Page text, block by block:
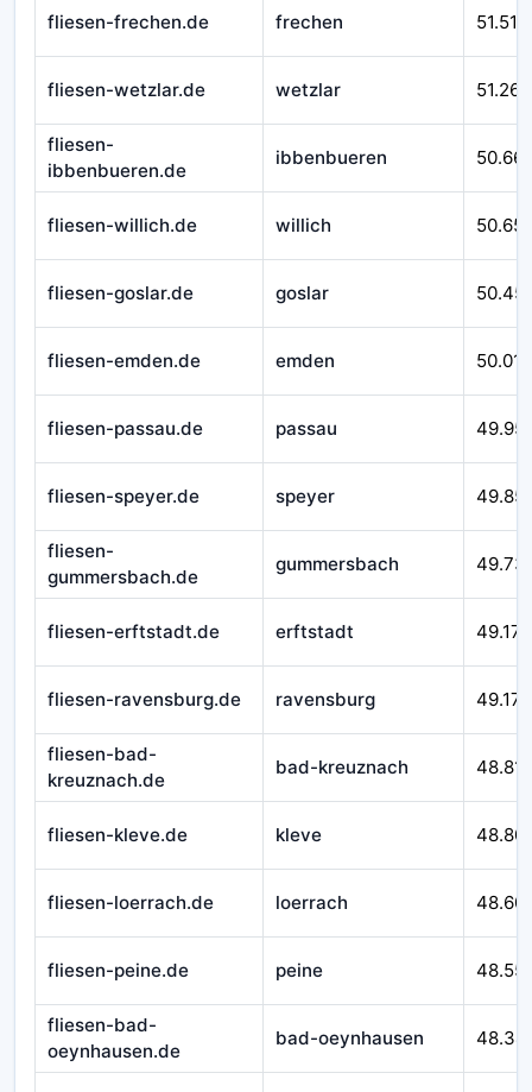
fliesen-frechen.de frechen 51.510
fliesen-wetzlar.de wetzlar 51.262
fliesen-
ibbenbueren.de
ibbenbueren
fliesen-willich.de willich
fliesen-goslar.de goslar
fliesen-emden.de emden 50.016
fliesen-passau.de passau
fliesen-speyer.de speyer
fliesen-
gummersbach.de
gummersbach
fliesen-erftstadt.de erftstadt 49.179
fliesen-ravensburg.de ravensburg 49.172
fliesen-bad-
kreuznach.de
bad-kreuznach
fliesen-kleve.de kleve
fliesen-loerrach.de loerrach 48.601
fliesen-peine.de peine
fliesen-bad-
oeynhausen.de
bad-oeynhausen